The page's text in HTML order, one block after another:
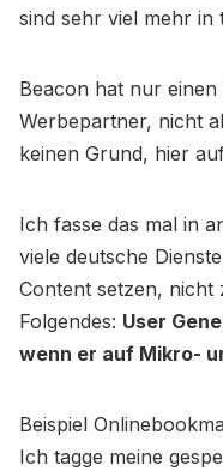
sind sehr viel mehr in
Beacon hat nur
Werbepartner, nicht
keinen Grund, hier
Ich fasse das mal in
viele deutsche
Content setzen, nicht
Folgendes: User
wenn er auf Mikro-
Beispiel
Ich tagge meine